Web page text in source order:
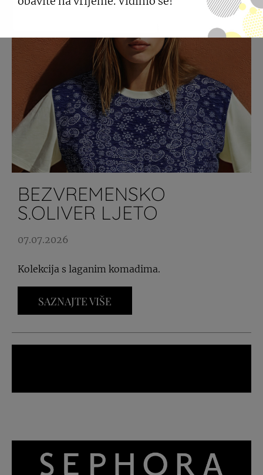
BEZVREMENSKO
S.OLIVER LJETO
07.07.2026
Kolekcija s laganim komadima.
SAZNAJTE VIŠE